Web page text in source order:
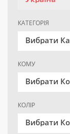
КАТЕГОРІЯ
Вибрати
КОМУ
Вибрати
КОЛІР
Вибрати